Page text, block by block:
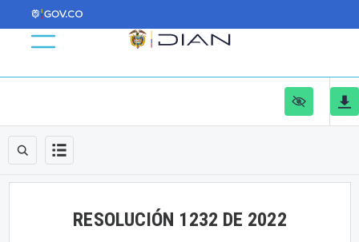
RESOLUCIÓN 1232 DE 2022